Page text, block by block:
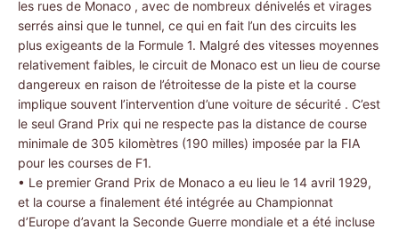
les rues de Monaco , avec de nombreux dénivelés et virages
serrés ainsi que le tunnel, ce qui en fait l’un des circuits les
plus exigeants de la Formule 1. Malgré des vitesses moyennes
relativement faibles, le circuit de Monaco est un lieu de course
dangereux en raison de l’étroitesse de la piste et la course
implique souvent l’intervention d’une voiture de sécurité . C’est
le seul Grand Prix qui ne respecte pas la distance de course
minimale de 305 kilomètres (190 milles) imposée par la FIA
pour les courses de F1.
• Le premier Grand Prix de Monaco a eu lieu le 14 avril 1929,
et la course a finalement été intégrée au Championnat
d’Europe d’avant la Seconde Guerre mondiale et a été incluse